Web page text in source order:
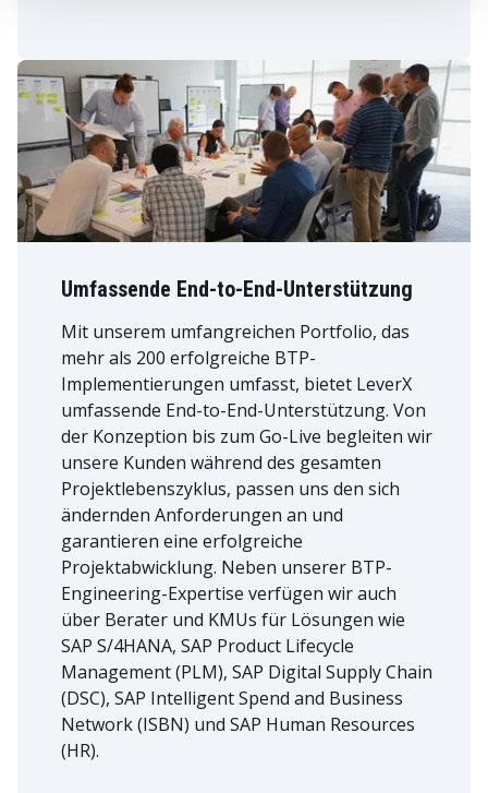
Umfassende End-to-End-Unterstützung
Mit unserem umfangreichen Portfolio, das
mehr als 200 erfolgreiche BTP-
Implementierungen umfasst, bietet LeverX
umfassende End-to-End-Unterstützung. Von
der Konzeption bis zum Go-Live begleiten wir
unsere Kunden während des gesamten
Projektlebenszyklus, passen uns den sich
ändernden Anforderungen an und
garantieren eine erfolgreiche
Projektabwicklung. Neben unserer BTP-
Engineering-Expertise verfügen wir auch
über Berater und KMUs für Lösungen wie
SAP S/4HANA, SAP Product Lifecycle
Management (PLM), SAP Digital Supply Chain
(DSC), SAP Intelligent Spend and Business
Network (ISBN) und SAP Human Resources
(HR).